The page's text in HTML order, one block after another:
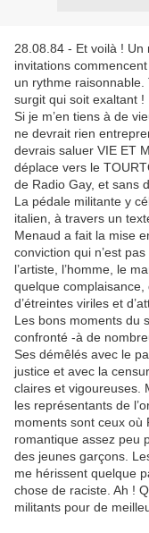
28.08.84 - Et voilà ! Un
invitations
un rythme raisonnable.
surgit qui soit exaltant !
Si je m’en tiens à de
ne devrait rien
devrais saluer VIE ET
déplace vers le
de Radio Gay, et sans
La pédale militante y
italien, à travers un
Menaud a fait la mise
conviction qui n’est
l’artiste, l’homme, le
quelque complaisance,
d’étreintes viriles et
Les bons moments du
confronté -à de
Ses démêlés avec le
justice et avec la
claires et vigoureuses.
les représentants de
moments sont ceux où
romantique assez peu
des jeunes garçons.
me hérissent quelque
chose de raciste. Ah !
militants pour de